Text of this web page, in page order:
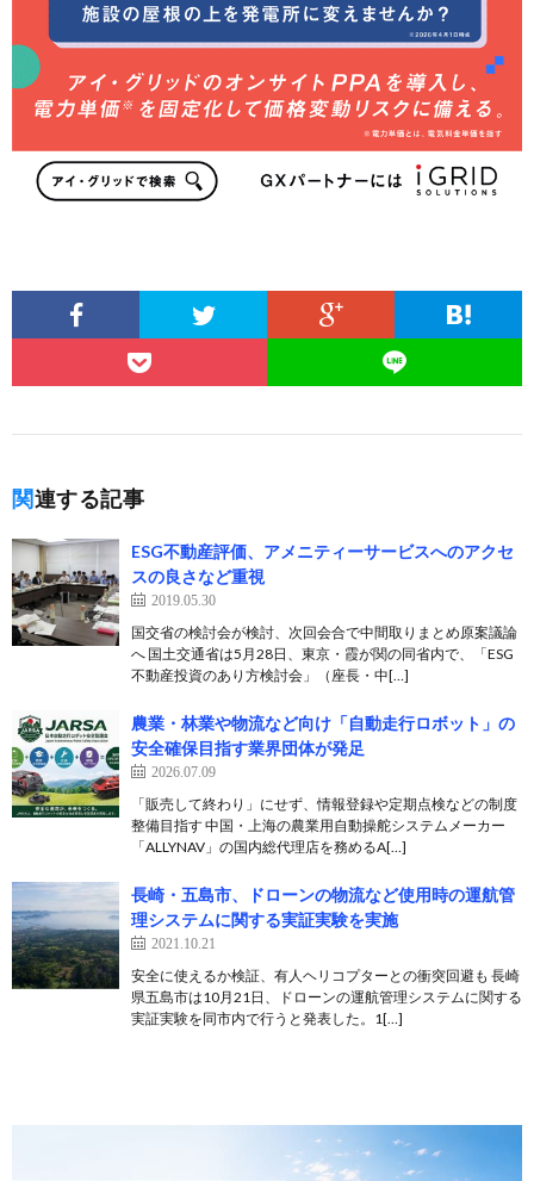
関連する記事
ESG不動産評価、アメニティーサービスへのアクセ
スの良さなど重視
2019.05.30
国交省の検討会が検討、次回会合で中間取りまとめ原案議論
へ 国土交通省は5月28日、東京・霞が関の同省内で、「ESG
不動産投資のあり方検討会」（座長・中[…]
農業・林業や物流など向け「自動走行ロボット」の
安全確保目指す業界団体が発足
2026.07.09
「販売して終わり」にせず、情報登録や定期点検などの制度
整備目指す 中国・上海の農業用自動操舵システムメーカー
「ALLYNAV」の国内総代理店を務めるA[…]
長崎・五島市、ドローンの物流など使用時の運航管
理システムに関する実証実験を実施
2021.10.21
安全に使えるか検証、有人ヘリコプターとの衝突回避も 長崎
県五島市は10月21日、ドローンの運航管理システムに関する
実証実験を同市内で行うと発表した。1[…]